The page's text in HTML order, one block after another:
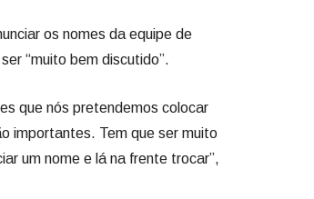
os nomes da equipe de
“muito bem discutido”.
que nós pretendemos colocar
importantes. Tem que ser muito
um nome e lá na frente trocar”,